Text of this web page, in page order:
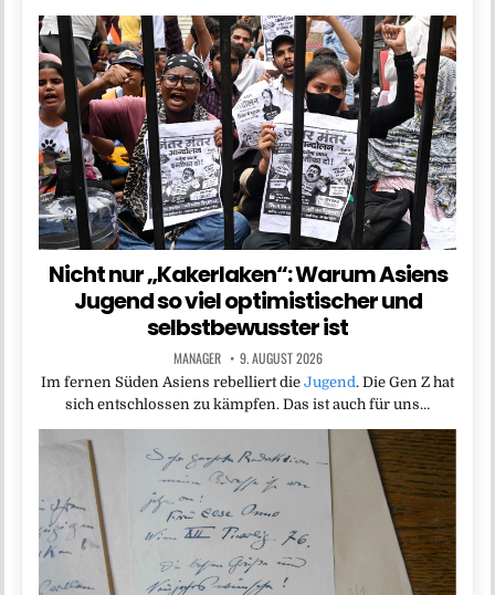
Nicht nur „Kakerlaken“: Warum Asiens
Jugend so viel optimistischer und
selbstbewusster ist
MANAGER 9. AUGUST 2026
Im fernen Süden Asiens rebelliert die Jugend. Die Gen Z hat
sich entschlossen zu kämpfen. Das ist auch für uns…